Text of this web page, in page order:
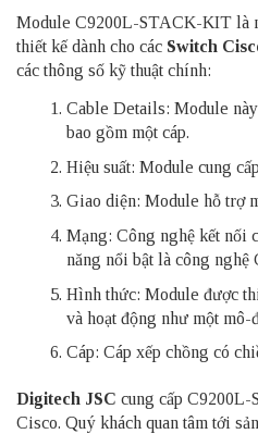
Module C9200L-STACK-KIT là
thiết kế dành cho các Switch
các thông số kỹ thuật chính:
Cable Details: Module
bao gồm một cáp.
Hiệu suất: Module cung
Giao diện: Module hỗ trợ
Mạng: Công nghệ kết nối
năng nổi bật là công nghệ
Hình thức: Module được
và hoạt động như một mô-
Cáp: Cáp xếp chồng có
Digitech JSC cung cấp
Cisco. Quý khách quan tâm tới